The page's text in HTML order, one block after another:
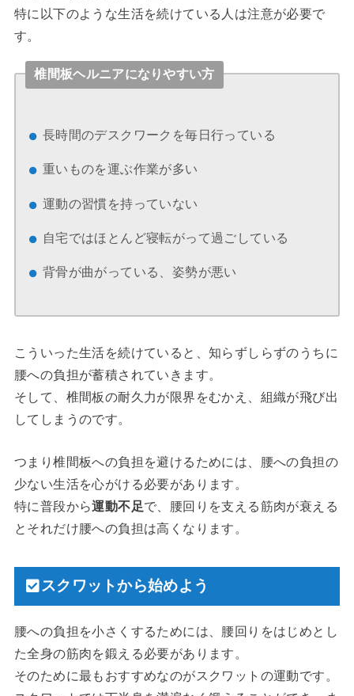
特に以下のような生活を続けている人は注意が必要で
す。
椎間板ヘルニアになりやすい方
長時間のデスクワークを毎日行っている
重いものを運ぶ作業が多い
運動の習慣を持っていない
自宅ではほとんど寝転がって過ごしている
背骨が曲がっている、姿勢が悪い
こういった生活を続けていると、知らずしらずのうちに
腰への負担が蓄積されていきます。
そして、椎間板の耐久力が限界をむかえ、組織が飛び出
してしまうのです。
つまり椎間板への負担を避けるためには、腰への負担の
少ない生活を心がける必要があります。
特に普段から運動不足で、腰回りを支える筋肉が衰える
とそれだけ腰への負担は高くなります。
スクワットから始めよう
腰への負担を小さくするためには、腰回りをはじめとし
た全身の筋肉を鍛える必要があります。
そのために最もおすすめなのがスクワットの運動です。